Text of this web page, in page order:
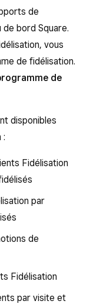
de
de bord Square.
vous
de fidélisation.
de
disponibles
:
Fidélisation
par
de
Fidélisation
par visite et